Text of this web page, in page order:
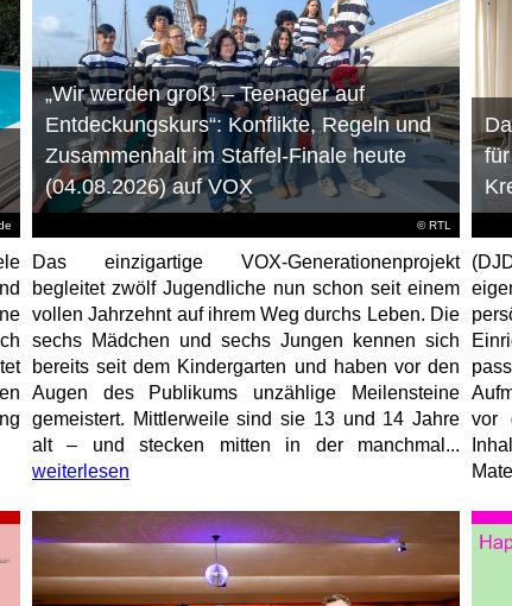
© RTL
„Wir werden groß! – Teenager auf
Entdeckungskurs“: Konflikte, Regeln und
Zusammenhalt im Staffel-Finale heute
(04.08.2026) auf VOX
Das einzigartige VOX-Generationenprojekt
begleitet zwölf Jugendliche nun schon seit einem
vollen Jahrzehnt auf ihrem Weg durchs Leben. Die
sechs Mädchen und sechs Jungen kennen sich
bereits seit dem Kindergarten und haben vor den
Augen des Publikums unzählige Meilensteine
gemeistert. Mittlerweile sind sie 13 und 14 Jahre
alt – und stecken mitten in der manchmal...
weiterlesen
vor